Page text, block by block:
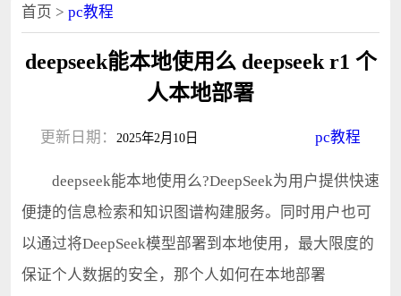
首页 > pc教程
deepseek能本地使用么 deepseek r1 个
人本地部署
更新日期： 2025年2月10日 pc教程
deepseek能本地使用么?DeepSeek为用户提供快速
便捷的信息检索和知识图谱构建服务。同时用户也可
以通过将DeepSeek模型部署到本地使用，最大限度的
保证个人数据的安全，那个人如何在本地部署